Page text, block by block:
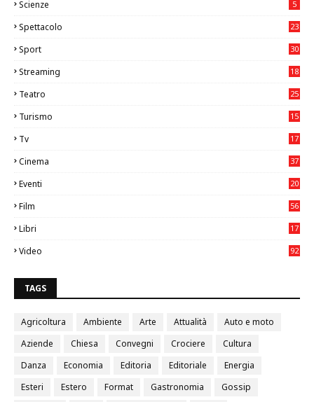
Scienze 5
Spettacolo 23
Sport
30
Streaming 18
Teatro
25
Turismo
15
Tv
17
Cinema
37
Eventi
20
Film
56
Libri
17
Video
92
TAGS
Agricoltura Ambiente Arte Attualità
Auto e moto
Aziende
Chiesa Convegni Crociere
Cultura
Danza
Economia Editoria Editoriale
Energia
Esteri
Estero Format Gastronomia
Gossip